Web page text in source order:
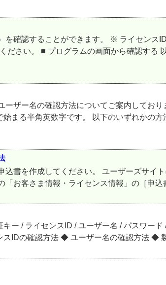
を確認することができます。 ※ ライセンス
ださい。 ■ プログラムの画面から確認する
ザー名の確認方法についてご案内してお
まる半角英数字です。 以下のいずれかの
込書を作成してください。 ユーザーズサイ
「お客さま情報・ライセンス情報」の［申
ー / ライセンスID / ユーザー名 / パスワー
IDの確認方法 ◆ ユーザー名の確認方法 ◆